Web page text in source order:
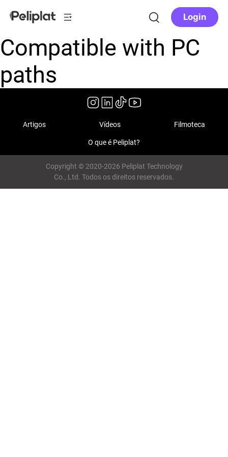
Login
Compatible with PC
paths
Artigos Vídeos Filmoteca
O que é Peliplat?
Copyright © 2020-2026 Peliplat Technology
Co., Ltd. Todos os direitos reservados.